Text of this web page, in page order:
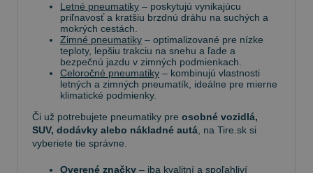
Letné pneumatiky – poskytujú vynikajúcu
priľnavosť a kratšiu brzdnú dráhu na suchých a
mokrých cestách.
Zimné pneumatiky – optimalizované pre nízke
teploty, lepšiu trakciu na snehu a ľade a
bezpečnú jazdu v zimných podmienkach.
Celoročné pneumatiky – kombinujú vlastnosti
letných a zimných pneumatík, ideálne pre mierne
klimatické podmienky.
Či už potrebujete pneumatiky pre osobné vozidlá,
SUV, dodávky alebo nákladné autá , na Tire.sk si
vyberiete tie správne.
Overené značky – iba kvalitní a spoľahliví